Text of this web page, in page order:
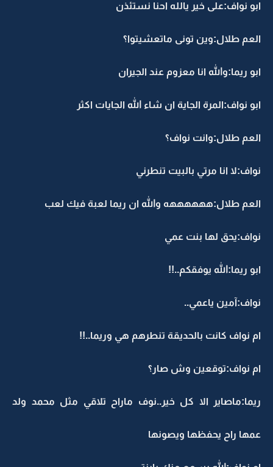
ابو نواف:على خير يالله احنا نستئذن
العم طلال:وين تونى ماتعشيتوا؟
ابو ريما:والله انا معزوم عند الجيران
ابو نواف:المرة الجاية ان شاء الله الجايات اكثر
العم طلال:وانت نواف؟
نواف:لا انا مرتي بالبيت تنطرني
العم طلال:ههههههه والله ان ريما لعبة فيك لعب
نواف:يحق لها بنت عمي
ابو ريما:الله يوفقكم..!!
نواف:آمين ياعمي..
ام نواف كانت بالحديقة تنطرهم هي وريما..!!
ام نواف:توقعين وش صار؟
ريما:ماصاير الا كل خير..نوف ماراح تلاقي مثل محمد ولد
عمها راح يحفظها ويصونها